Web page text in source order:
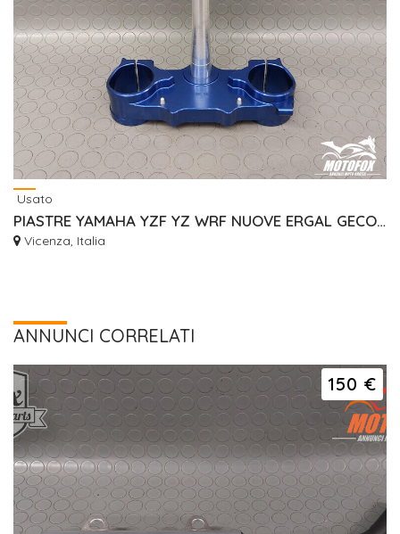
Usato
PIASTRE YAMAHA YZF YZ WRF NUOVE ERGAL GECO RISER
Vicenza, Italia
ANNUNCI CORRELATI
150 €